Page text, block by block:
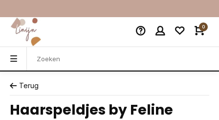
0
Terug
Haarspeldjes by Feline